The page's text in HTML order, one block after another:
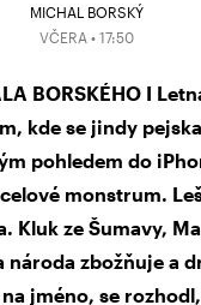
MICHAL BORSKÝ
VČERA • 17:50
BORSKÉHO I
kde se jindy
pohledem do
monstrum.
Kluk ze Šumavy,
národa zbožňuje a
jméno, se